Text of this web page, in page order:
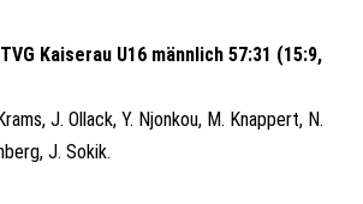
Kaiserau U16 männlich 57:31 (15:9,
J. Ollack, Y. Njonkou, M. Knappert, N.
J. Sokik.